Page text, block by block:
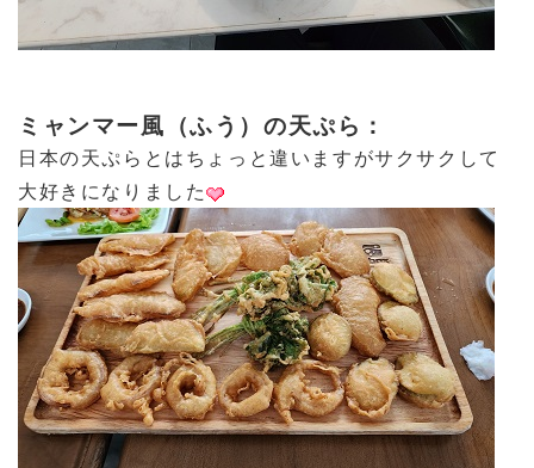
ミャンマー風（ふう）の天ぷら：
日本の天ぷらとはちょっと違いますがサクサクして
大好きになりました